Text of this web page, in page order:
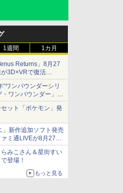
1週間 1カ月
Returns」8月27
3D×VRで復活
になるセールが実施
ワンパウンダーシリ
・ワンパウンダー」を
ス」を使用した超大
ット「ポケモン」発
匹が大集合
」新作追加ソフト発売
ミ通LIVEが8月27日
へ
らみこさん＆星街すい
登場！
もっと見る